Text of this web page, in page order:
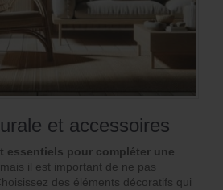
et accessoires
essentiels pour compléter une
, mais il est important de ne pas
des éléments décoratifs qui